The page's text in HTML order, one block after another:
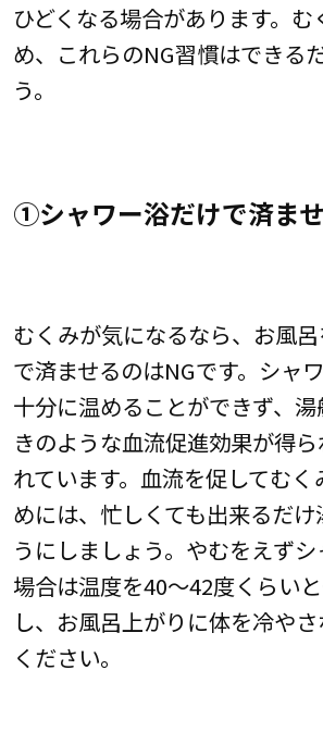
ひどくなる場合があります。
め、これらのNG習慣はできる
う。
①シャワー浴だけで済ま
むくみが気になるなら、お風
で済ませるのはNGです。シャ
十分に温めることができず、
きのような血流促進効果が得
れています。血流を促してむ
めには、忙しくても出来るだ
うにしましょう。やむをえず
場合は温度を40～42度くらい
し、お風呂上がりに体を冷や
ください。